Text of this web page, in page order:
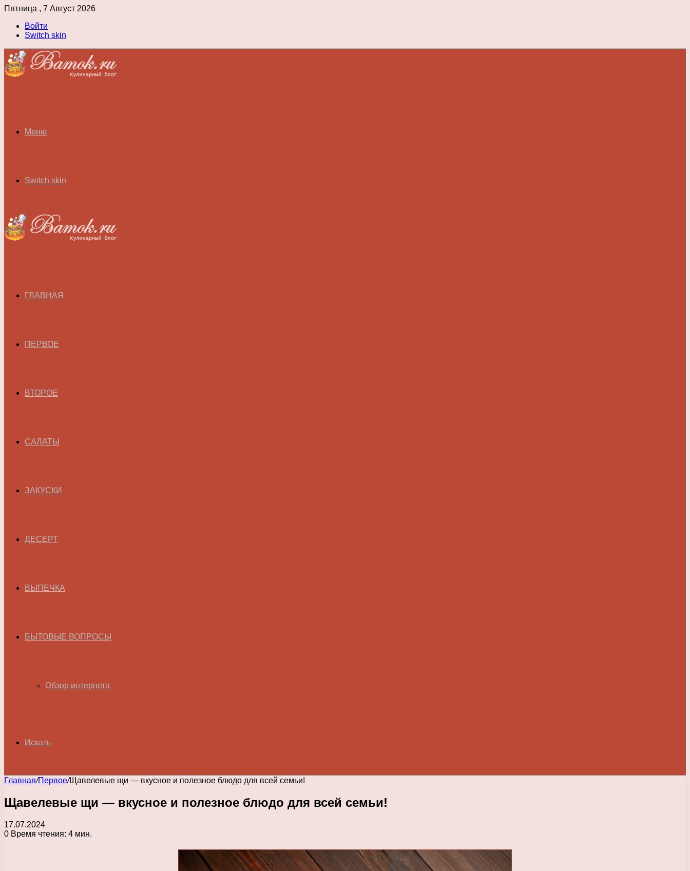
Пятница , 7 Август 2026
Войти
Switch skin
Меню
Switch skin
ГЛАВНАЯ
ПЕРВОЕ
ВТОРОЕ
САЛАТЫ
ЗАКУСКИ
ДЕСЕРТ
ВЫПЕЧКА
БЫТОВЫЕ ВОПРОСЫ
Обзор интернета
Искать
Главная/Первое/Щавелевые щи — вкусное и полезное блюдо для всей семьи!
Щавелевые щи — вкусное и полезное блюдо для всей семьи!
17.07.2024
0 Время чтения: 4 мин.